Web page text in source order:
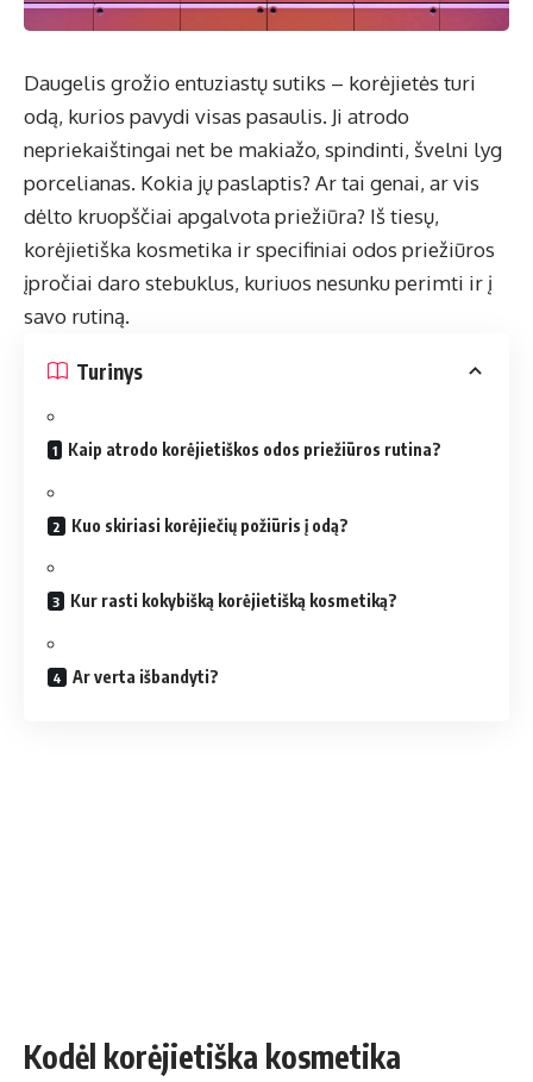
Daugelis grožio entuziastų sutiks – korėjietės turi
odą, kurios pavydi visas pasaulis. Ji atrodo
nepriekaištingai net be makiažo, spindinti, švelni lyg
porcelianas. Kokia jų paslaptis? Ar tai genai, ar vis
dėlto kruopščiai apgalvota priežiūra? Iš tiesų,
korėjietiška kosmetika ir specifiniai odos priežiūros
įpročiai daro stebuklus, kuriuos nesunku perimti ir į
savo rutiną.
Turinys
Kaip atrodo korėjietiškos odos priežiūros rutina?
Kuo skiriasi korėjiečių požiūris į odą?
Kur rasti kokybišką korėjietišką kosmetiką?
Ar verta išbandyti?
Kodėl korėjietiška kosmetika